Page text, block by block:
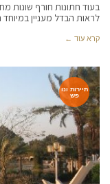
בעוד חתונות חורף שונות
לראות הבדל מעניין
קרא עוד ←
תיירות ונו
פש